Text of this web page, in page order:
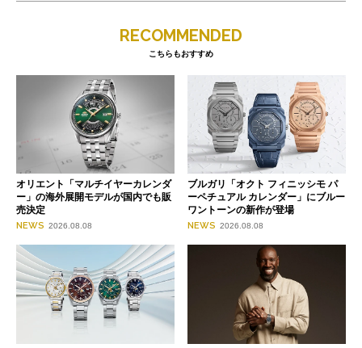
RECOMMENDED
こちらもおすすめ
オリエント「マルチイヤーカレンダ
ー」の海外展開モデルが国内でも販
売決定
NEWS 2026.08.08
ブルガリ「オクト フィニッシモ パ
ーペチュアル カレンダー」にブルー
ワントーンの新作が登場
NEWS 2026.08.08